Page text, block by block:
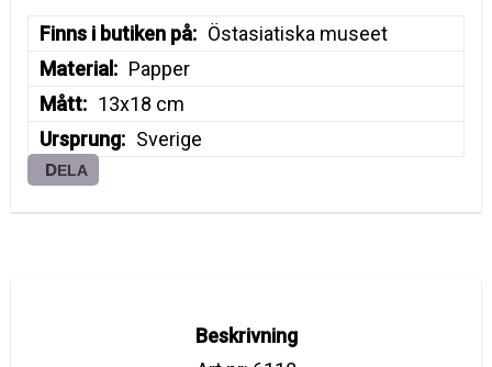
Finns i butiken på
Östasiatiska museet
Material
Papper
Mått
13x18 cm
Ursprung
Sverige
DELA
Beskrivning